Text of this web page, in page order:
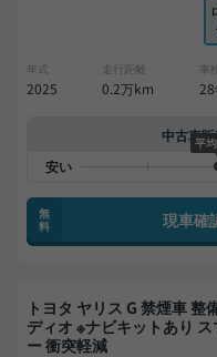
年式
2025
走行距離
0.2万km
車
中古車平
無
料
現車確
トヨタ ヤリス G 禁煙車 整備記録簿あり ディスプレイオー
ディオ ※ナビキットあり
ー 衝突軽減